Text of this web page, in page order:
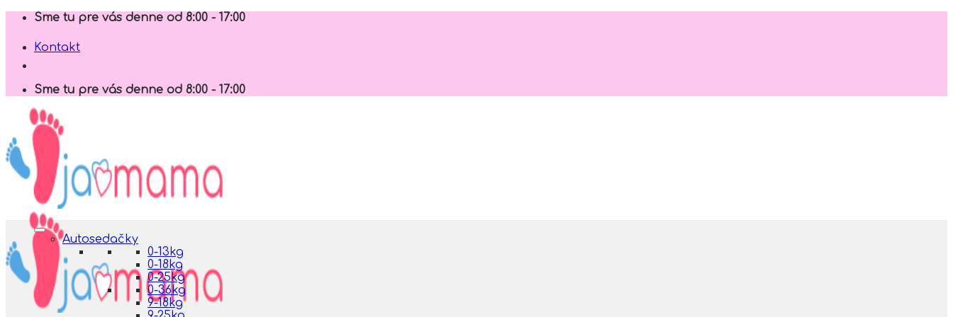
Skip
content
Sme tu pre vás denne od 8:00 - 17:00
Kontakt
Sme tu pre vás denne od 8:00 - 17:00
Autosedačky
0-13kg
0-18kg
0-25kg
0-36kg
9-18kg